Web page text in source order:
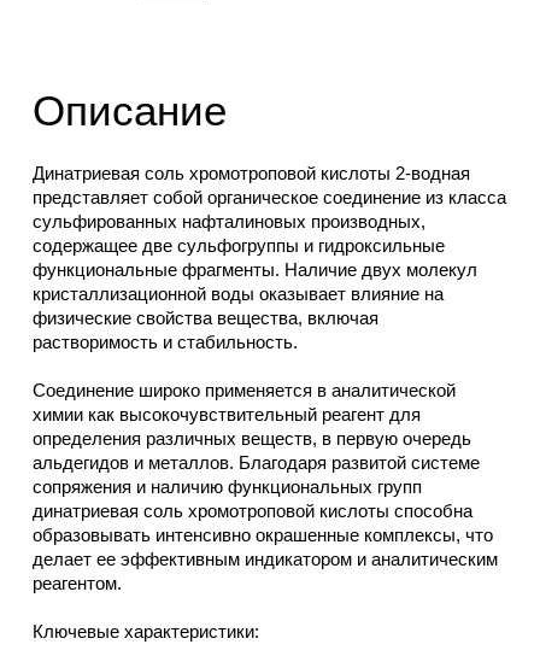
Описание
Динатриевая соль хромотроповой кислоты 2-водная
представляет собой органическое соединение из класса
сульфированных нафталиновых производных,
содержащее две сульфогруппы и гидроксильные
функциональные фрагменты. Наличие двух молекул
кристаллизационной воды оказывает влияние на
физические свойства вещества, включая
растворимость и стабильность.
Соединение широко применяется в аналитической
химии как высокочувствительный реагент для
определения различных веществ, в первую очередь
альдегидов и металлов. Благодаря развитой системе
сопряжения и наличию функциональных групп
динатриевая соль хромотроповой кислоты способна
образовывать интенсивно окрашенные комплексы, что
делает ее эффективным индикатором и аналитическим
реагентом.
Ключевые характеристики: